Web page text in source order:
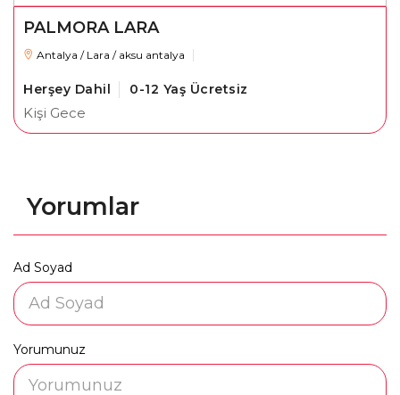
PALMORA LARA
Antalya / Lara / aksu antalya
Herşey Dahil 0-12 Yaş Ücretsiz
Kişi Gece
Yorumlar
Ad Soyad
Yorumunuz